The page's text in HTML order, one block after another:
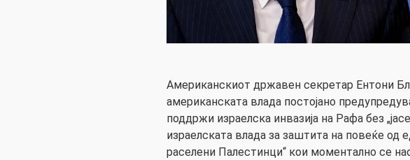
Американскиот државен секретар Ентони
американската влада постојано
поддржи израелска инвазија на Рафа без
израелската влада за заштита на повеќе од
раселени Палестинци“ кои моментално се